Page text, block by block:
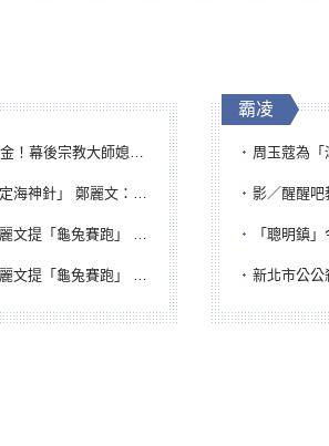
媳婦獲100萬交保...快步奔離不發一語
鄭麗文：傾全黨之力讓彰化贏
跑」 綠營、無黨籍忙否認是烏龜
跑」 綠營、無黨籍忙否認是烏龜
霸凌
周玉蔻為「滾床單案
影／醒醒吧教育部！民
「聰明鎮」今上
新北市公公殺害